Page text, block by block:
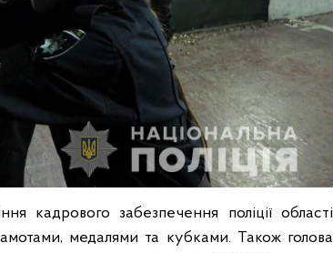
кадрового забезпечення поліції області
медалями та кубками. Також голова